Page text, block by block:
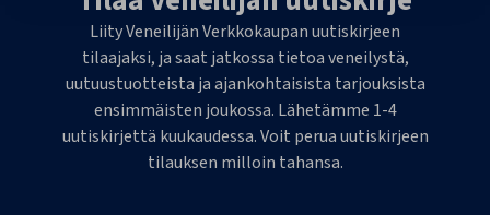
Liity Veneilijän Verkkokaupan uutiskirjeen
tilaajaksi, ja saat jatkossa tietoa veneilystä,
uutuustuotteista ja ajankohtaisista tarjouksista
ensimmäisten joukossa. Lähetämme 1-4
uutiskirjettä kuukaudessa. Voit perua uutiskirjeen
tilauksen milloin tahansa.